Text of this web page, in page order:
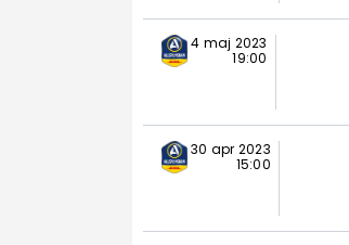
4 maj 2023
19:00
30 apr 2023
15:00